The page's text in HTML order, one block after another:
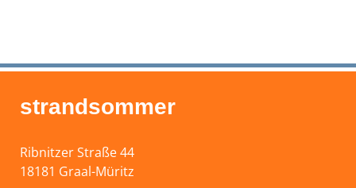
strandsommer
Ribnitzer Straße 44
18181 Graal-Müritz